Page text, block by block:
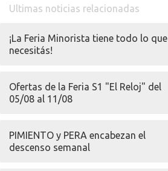
Ultimas noticias relacionadas
¡La Feria Minorista tiene todo lo que
necesitás!
Ofertas de la Feria S1 "El Reloj" del
05/08 al 11/08
PIMIENTO y PERA encabezan el
descenso semanal